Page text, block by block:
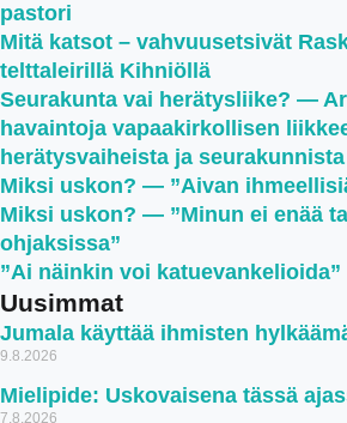
pastori
Mitä katsot – vahvuusetsivät
telttaleirillä Kihniöllä
Seurakunta vai herätysliike? —
havaintoja vapaakirkollisen
herätysvaiheista ja seurakunnista
Miksi uskon? — ”Aivan
Miksi uskon? — ”Minun ei enää
ohjaksissa”
”Ai näinkin voi katuevankelioida”
Uusimmat
Jumala käyttää ihmisten
9.8.2026
Mielipide: Uskovaisena tässä
7.8.2026